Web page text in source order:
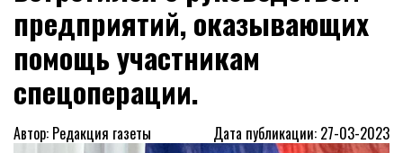
предприятий, оказывающих
помощь участникам
спецоперации.
Автор: Редакция газеты Дата публикации: 27-03-2023